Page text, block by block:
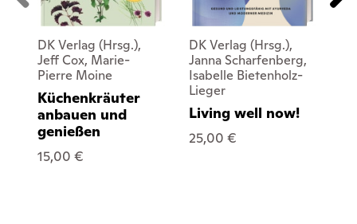
DK Verlag (Hrsg.),
Jeff Cox, Marie-
Pierre Moine
Küchenkräuter
anbauen und
genießen
15,00 €
DK Verlag (Hrsg.),
Janna Scharfenberg,
Isabelle Bietenholz-
Lieger
Living well now!
25,00 €